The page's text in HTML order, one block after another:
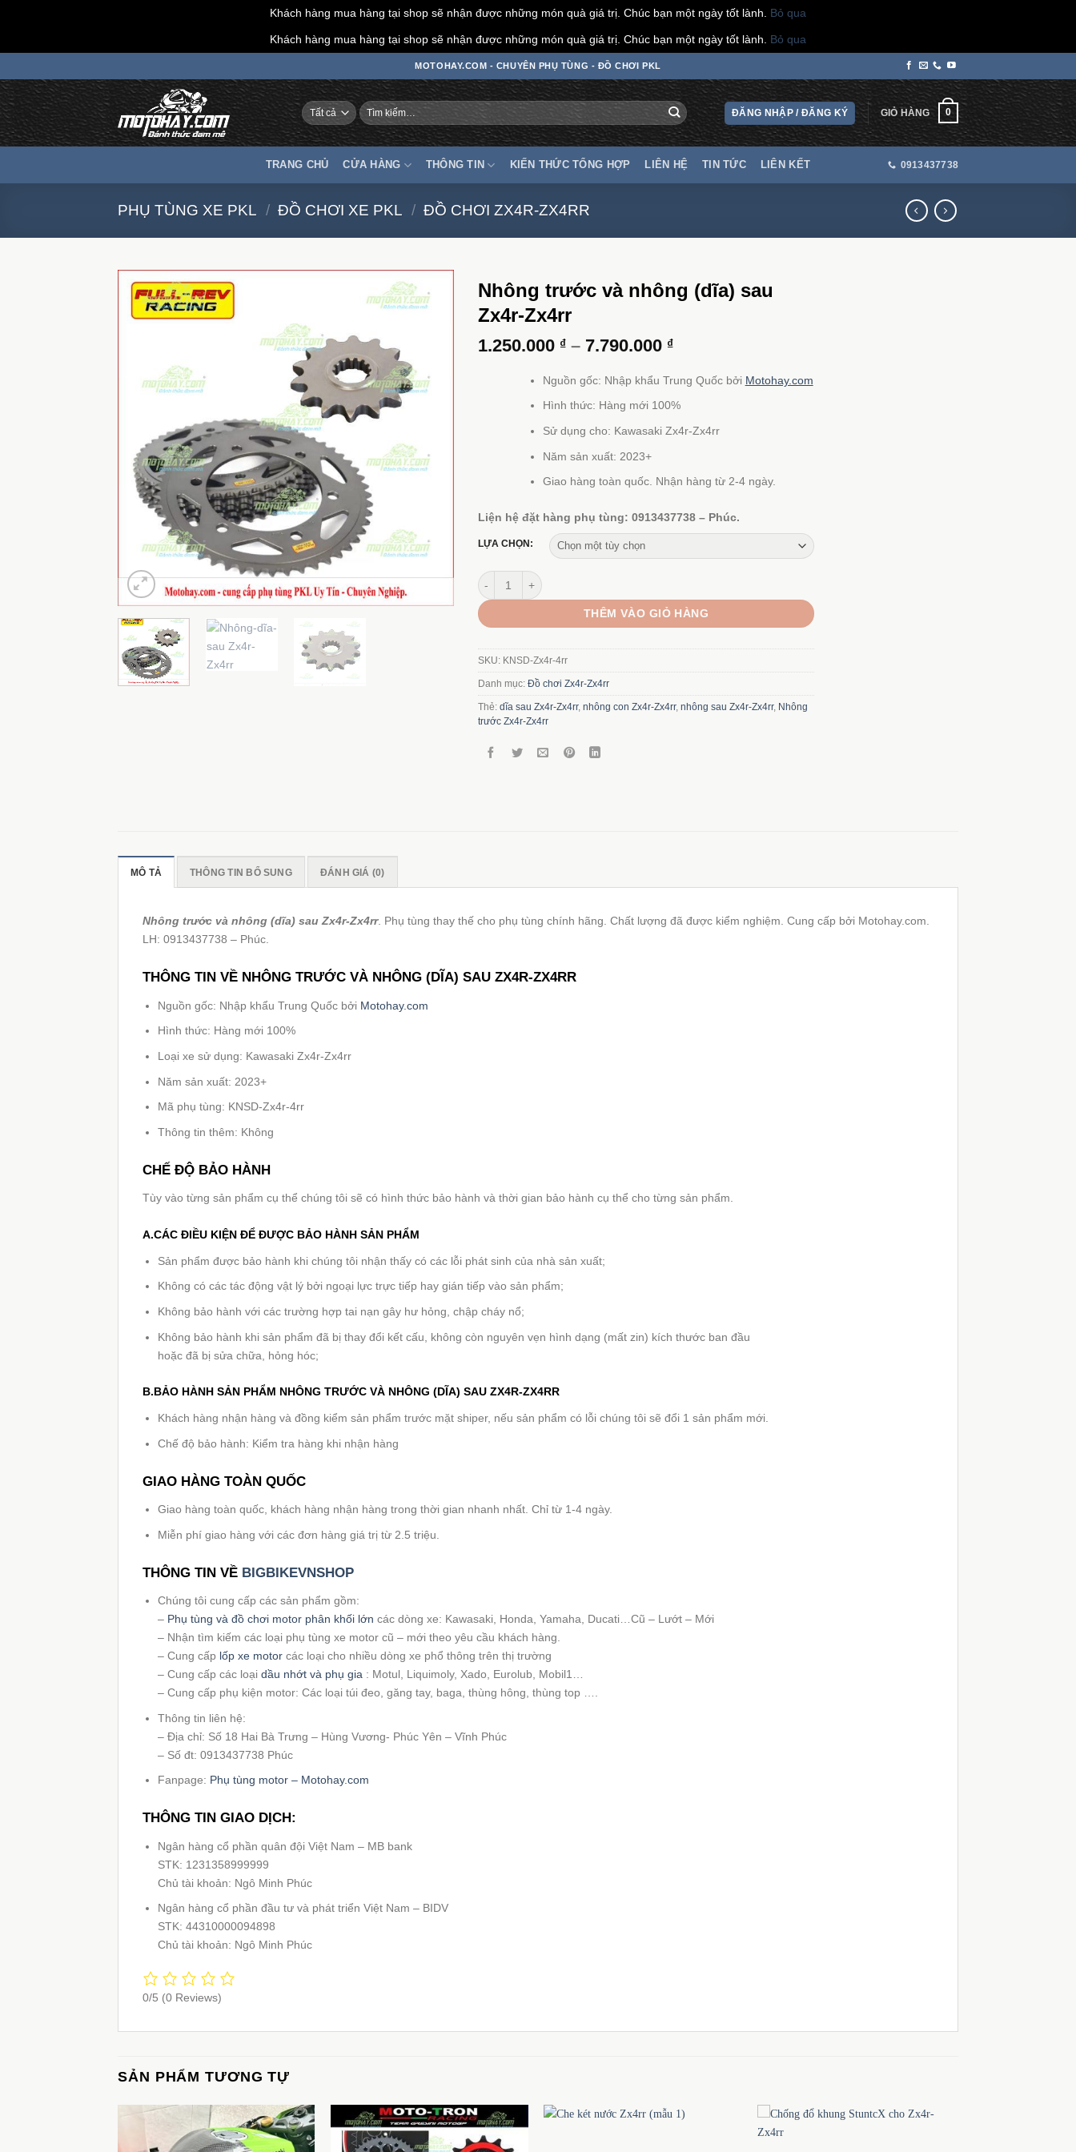
Khách hàng mua hàng tại shop sẽ nhận được những món quà giá trị. Chúc bạn một ngày tốt lành. Bỏ qua
Khách hàng mua hàng tại shop sẽ nhận được những món quà giá trị. Chúc bạn một ngày tốt lành. Bỏ qua
đến
nội
dung
MOTOHAY.COM - CHUYÊN PHỤ TÙNG - ĐỒ CHƠI PKL
Tìm
kiếm:
ĐĂNG NHẬP / ĐĂNG KÝ GIỎ HÀNG 0
TRANG CHỦ CỬA HÀNG THÔNG TIN KIẾN THỨC TỔNG HỢP LIÊN HỆ TIN TỨC LIÊN KẾT 0913437738
PHỤ TÙNG XE PKL / ĐỒ CHƠI XE PKL / ĐỒ CHƠI ZX4R-ZX4RR
Nhông trước và nhông (dĩa) sau
Zx4r-Zx4rr
1.250.000 ₫ – 7.790.000 ₫Khoảng
từ
đến
7.790.000 ₫
Nguồn gốc: Nhập khẩu Trung Quốc bởi Motohay.com
Hình thức: Hàng mới 100%
Sử dụng cho: Kawasaki Zx4r-Zx4rr
Năm sản xuất: 2023+
Giao hàng toàn quốc. Nhận hàng từ 2-4 ngày.
Liện hệ đặt hàng phụ tùng: 0913437738 – Phúc.
LỰA CHỌN:
Nhông trước và nhông (dĩa) sau Zx4r-Zx4rr số lượng
THÊM VÀO GIỎ HÀNG
SKU: KNSD-Zx4r-4rr
Danh mục: Đồ chơi Zx4r-Zx4rr
Thẻ: dĩa sau Zx4r-Zx4rr, nhông con Zx4r-Zx4rr, nhông sau Zx4r-Zx4rr, Nhông
trước Zx4r-Zx4rr
MÔ TẢ THÔNG TIN BỔ SUNG ĐÁNH GIÁ (0)
Nhông trước và nhông (dĩa) sau Zx4r-Zx4rr. Phụ tùng thay thế cho phụ tùng chính hãng. Chất lượng đã được kiểm nghiệm. Cung cấp bởi Motohay.com.
LH: 0913437738 – Phúc.
THÔNG TIN VỀ NHÔNG TRƯỚC VÀ NHÔNG (DĨA) SAU ZX4R-ZX4RR
Nguồn gốc: Nhập khẩu Trung Quốc bởi Motohay.com
Hình thức: Hàng mới 100%
Loại xe sử dụng: Kawasaki Zx4r-Zx4rr
Năm sản xuất: 2023+
Mã phụ tùng: KNSD-Zx4r-4rr
Thông tin thêm: Không
CHẾ ĐỘ BẢO HÀNH
Tùy vào từng sản phẩm cụ thể chúng tôi sẽ có hình thức bảo hành và thời gian bảo hành cụ thể cho từng sản phẩm.
A.CÁC ĐIỀU KIỆN ĐỂ ĐƯỢC BẢO HÀNH SẢN PHẨM
Sản phẩm được bảo hành khi chúng tôi nhận thấy có các lỗi phát sinh của nhà sản xuất;
Không có các tác động vật lý bởi ngoại lực trực tiếp hay gián tiếp vào sản phẩm;
Không bảo hành với các trường hợp tai nạn gây hư hỏng, chập cháy nổ;
Không bảo hành khi sản phẩm đã bị thay đổi kết cấu, không còn nguyên vẹn hình dạng (mất zin) kích thước ban đầu
hoặc đã bị sửa chữa, hỏng hóc;
B.BẢO HÀNH SẢN PHẨM NHÔNG TRƯỚC VÀ NHÔNG (DĨA) SAU ZX4R-ZX4RR
Khách hàng nhận hàng và đồng kiểm sản phẩm trước mặt shiper, nếu sản phẩm có lỗi chúng tôi sẽ đổi 1 sản phẩm mới.
Chế độ bảo hành: Kiểm tra hàng khi nhận hàng
GIAO HÀNG TOÀN QUỐC
Giao hàng toàn quốc, khách hàng nhận hàng trong thời gian nhanh nhất. Chỉ từ 1-4 ngày.
Miễn phí giao hàng với các đơn hàng giá trị từ 2.5 triệu.
THÔNG TIN VỀ BIGBIKEVNSHOP
Chúng tôi cung cấp các sản phẩm gồm:
– Phụ tùng và đồ chơi motor phân khối lớn các dòng xe: Kawasaki, Honda, Yamaha, Ducati…Cũ – Lướt – Mới
– Nhận tìm kiếm các loại phụ tùng xe motor cũ – mới theo yêu cầu khách hàng.
– Cung cấp lốp xe motorcác loại cho nhiều dòng xe phổ thông trên thị trường
– Cung cấp các loại dầu nhớt và phụ gia : Motul, Liquimoly, Xado, Eurolub, Mobil1…
– Cung cấp phụ kiện motor: Các loại túi đeo, găng tay, baga, thùng hông, thùng top ….
Thông tin liên hệ:
– Địa chỉ: Số 18 Hai Bà Trưng – Hùng Vương- Phúc Yên – Vĩnh Phúc
– Số đt: 0913437738 Phúc
Fanpage: Phụ tùng motor – Motohay.com
THÔNG TIN GIAO DỊCH:
Ngân hàng cổ phần quân đội Việt Nam – MB bank
STK: 1231358999999
Chủ tài khoản: Ngô Minh Phúc
Ngân hàng cổ phần đầu tư và phát triển Việt Nam – BIDV
STK: 44310000094898
Chủ tài khoản: Ngô Minh Phúc
0/5 (0 Reviews)
SẢN PHẨM TƯƠNG TỰ